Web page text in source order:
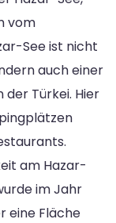
vom
See ist nicht
auch einer
Türkei. Hier
am Hazar-
im Jahr
eine Fläche